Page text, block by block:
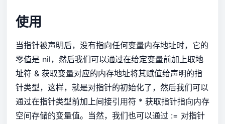
使用
当指针被声明后，没有指向任何变量内存地址时，它的
零值是 nil，然后我们可以通过在给定变量前加上取地
址符 & 获取变量对应的内存地址将其赋值给声明的指
针类型，这样，就是对指针的初始化了，然后我们可以
通过在指针类型前加上间接引用符 * 获取指针指向内存
空间存储的变量值。当然，我们也可以通过 := 对指针